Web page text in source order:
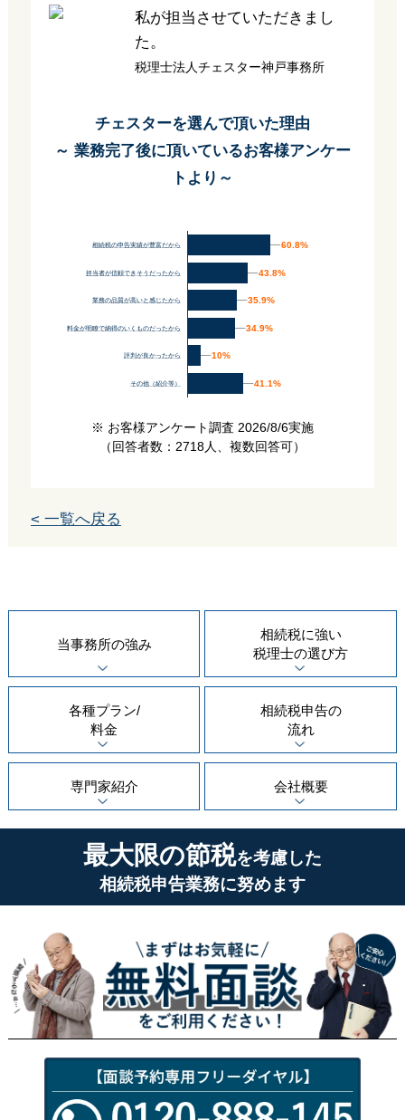
私が担当させていただきまし
た。
税理士法人チェスター神戸事務所
チェスターを選んで頂いた理由
～ 業務完了後に頂いているお客様アンケー
トより～
相続税の申告実績が豊富だから
担当者が信頼できそうだったから
業務の品質が高いと感じたから
料金が明瞭で納得のいくものだったから
評判が良かったから
その他（紹介等）
60.8%
60.8%
43.8%
43.8%
35.9%
35.9%
34.9%
34.9%
10%
10%
41.1%
41.1%
※ お客様アンケート調査 2026/8/6実施
（回答者数：2718人、複数回答可）
< 一覧へ戻る
当事務所の強み
相続税に強い
税理士の選び方
各種プラン/
料金
相続税申告の
流れ
専門家紹介 会社概要
最大限の節税を考慮した
相続税申告業務に努めます